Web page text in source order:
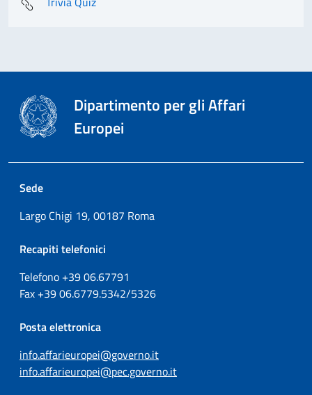
Dipartimento per gli Affari
Europei
Sede
Largo Chigi 19, 00187 Roma
Recapiti telefonici
Telefono +3906.67791
Fax +3906.6779.5342/5326
Posta elettronica
info.affarieuropei@governo.it
info.affarieuropei@pec.governo.it